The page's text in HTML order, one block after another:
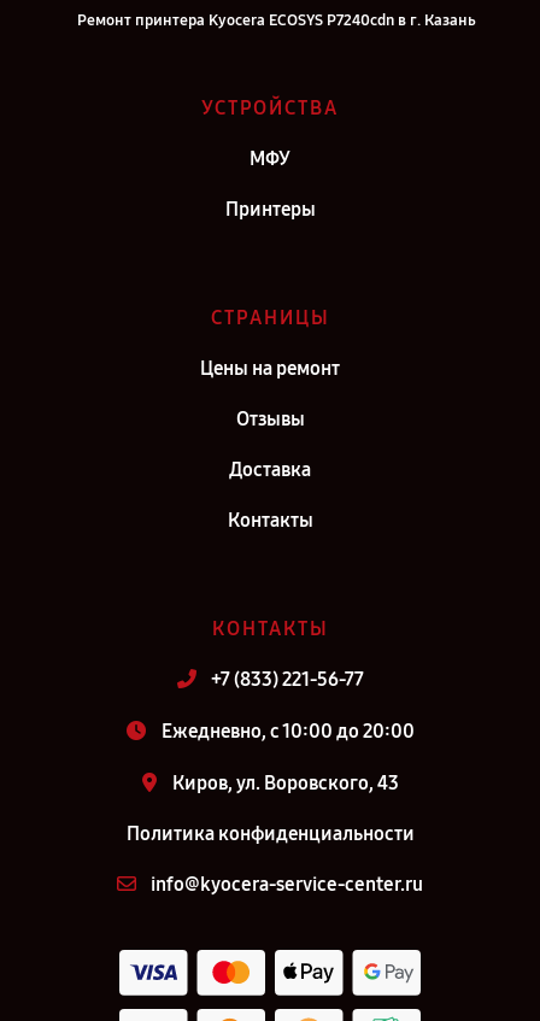
Ремонт принтера Kyocera ECOSYS P7240cdn в г. Казань
Ремонт принтера Kyocera ECOSYS P7240cdn в г. Саратов
УСТРОЙСТВА
МФУ
Принтеры
СТРАНИЦЫ
Цены на ремонт
Отзывы
Доставка
Контакты
КОНТАКТЫ
+7 (833) 221-56-77
Ежедневно, с 10:00 до 20:00
Киров, ул. Воровского, 43
Политика конфиденциальности
info@kyocera-service-center.ru